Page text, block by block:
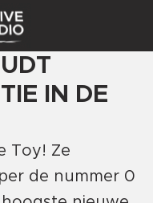
IN DE
Toy! Ze
de nummer 0